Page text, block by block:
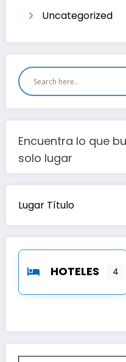
Uncategorized
Encuentra lo que
solo lugar
Lugar Título
HOTELES 4